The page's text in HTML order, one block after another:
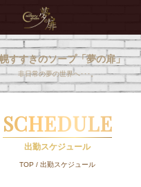
すすきのソープ「夢の扉」
非日常の夢の世界へ･･･。
SCHEDULE
出勤スケジュール
TOP / 出勤スケジュール